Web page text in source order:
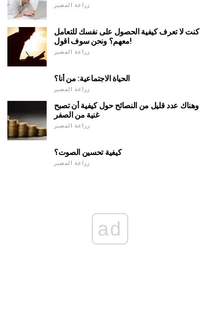
زراعة المصير
كنت لا تعرف كيفية الحصول على نفسك للتعامل
معهم؟ ونحن سوف اقول!
زراعة المصير
الحياة الاجتماعية: من أنا؟
زراعة المصير
وهناك عدد قليل من النصائح حول كيفية أن تصبح
غنية من الصفر
زراعة المصير
كيفية تحسين الصوت؟
زراعة المصير
ad